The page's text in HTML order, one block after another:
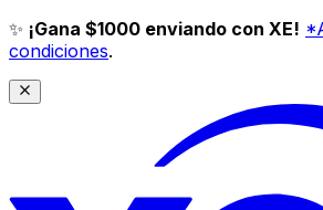
✨ ¡Gana $1000 enviando con XE!
condiciones.